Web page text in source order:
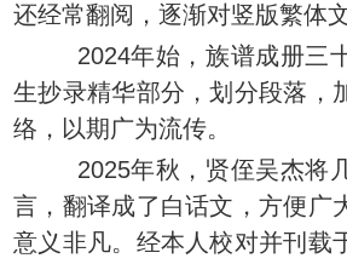
还经常翻阅，逐渐对竖版繁体
2024年始，族谱成册三十
生抄录精华部分，划分段落，
络，以期广为流传。
2025年秋，贤侄吴杰将几
言，翻译成了白话文，方便广
意义非凡。经本人校对并刊载